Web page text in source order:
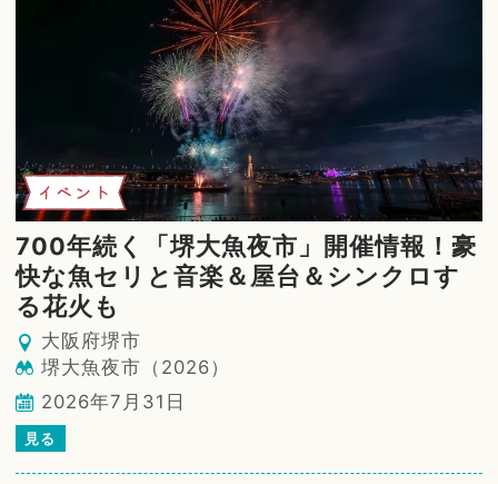
イベント
700年続く「堺大魚夜市」開催情報！豪
快な魚セリと音楽＆屋台＆シンクロす
る花火も
大阪府堺市
堺大魚夜市（2026）
2026年7月31日
見る